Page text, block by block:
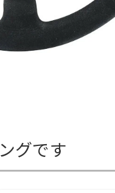
グです